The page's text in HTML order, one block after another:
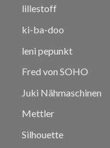
lillestoff
ki-ba-doo
leni pepunkt
Fred von SOHO
Juki Nähmaschinen
Mettler
Silhouette